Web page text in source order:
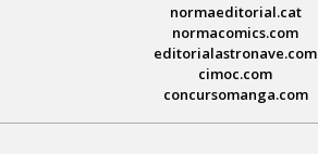
normaeditorial.cat
normacomics.com
editorialastronave.com
cimoc.com
concursomanga.com